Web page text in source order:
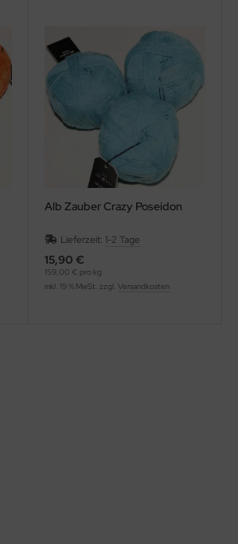
Alb Zauber Crazy Poseidon
Lieferzeit: 1-2 Tage
15,90 €
159,00 € pro kg
inkl. 19 % MwSt. zzgl. Versandkosten